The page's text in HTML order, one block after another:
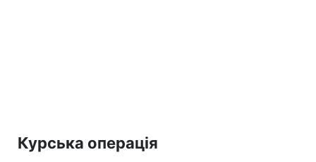
Курська операція